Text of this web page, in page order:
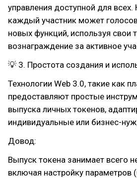
управления доступной для всех.
каждый участник может
новых функций, используя свои
вознаграждение за активное
💡 3. Простота создания и
Технологии Web 3.0, такие как
предоставляют простые
выпуска личных токенов,
индивидуальные или бизнес-
Довод:
Выпуск токена занимает всего
включая настройку параметров